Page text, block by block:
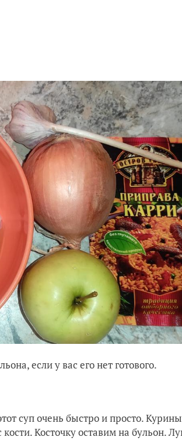
если у вас его нет готового.
суп очень быстро и просто.
Косточку оставим на бульон.